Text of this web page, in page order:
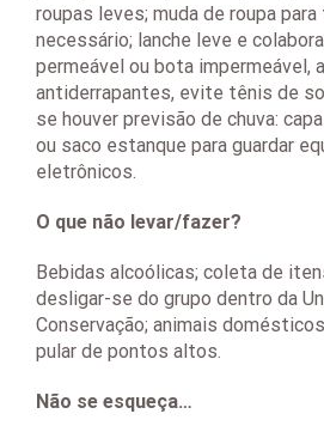
roupas leves; muda de roupa para
necessário; lanche leve e
permeável ou bota impermeável,
antiderrapantes, evite tênis de
se houver previsão de chuva:
ou saco estanque para guardar
eletrônicos.
O que não levar/fazer?
Bebidas alcoólicas; coleta de
desligar-se do grupo dentro da
Conservação; animais
pular de pontos altos.
Não se esqueça…